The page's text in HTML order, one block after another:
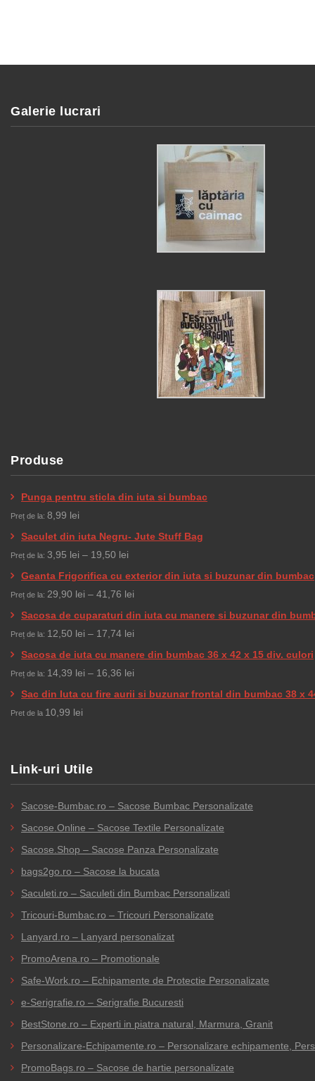
Galerie lucrari
Produse
Punga pentru sticla din iuta si bumbac
Preț de la: 8,99 lei
Saculet din iuta Negru- Jute Stuff Bag
Preț de la: 3,95 lei – 19,50 lei
de
prețuri:
19,50 lei
Geanta Frigorifica cu exterior din iuta si buzunar din bumbac
Preț de la: 29,90 lei – 41,76 lei
de
41,76 lei
Sacosa de cuparaturi din iuta cu manere si buzunar din
Preț de la: 12,50 lei – 17,74 lei
de
Sacosa de iuta cu manere din bumbac 36 x 42 x 15 div. culori
Preț de la: 14,39 lei – 16,36 lei
de
Sac din Iuta cu fire aurii si buzunar frontal din bumbac 38 x
Pret de la 10,99 lei
Link-uri Utile
Sacose-Bumbac.ro – Sacose Bumbac Personalizate
Sacose.Online – Sacose Textile Personalizate
Sacose.Shop – Sacose Panza Personalizate
bags2go.ro – Sacose la bucata
Saculeti.ro – Saculeti din Bumbac Personalizati
Tricouri-Bumbac.ro – Tricouri Personalizate
Lanyard.ro – Lanyard personalizat
PromoArena.ro – Promotionale
Safe-Work.ro – Echipamente de Protectie Personalizate
e-Serigrafie.ro – Serigrafie Bucuresti
BestStone.ro – Experti in piatra natural, Marmura, Granit
Personalizare-Echipamente.ro – Personalizare echipamente,
PromoBags.ro – Sacose de hartie personalizate